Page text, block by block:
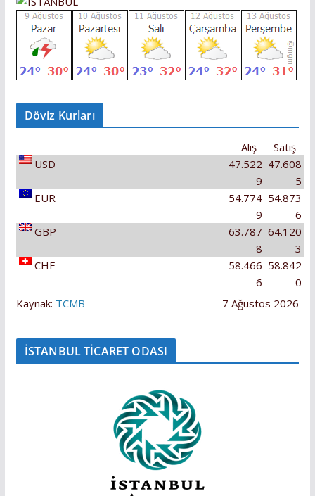
Döviz Kurları
Satış
Alış
USD
47.608
5
47.522
9
EUR
54.873
6
54.774
9
GBP
64.120
3
63.787
8
CHF
58.842
0
58.466
6
Kaynak: TCMB 7 Ağustos 2026
İSTANBUL TİCARET ODASI